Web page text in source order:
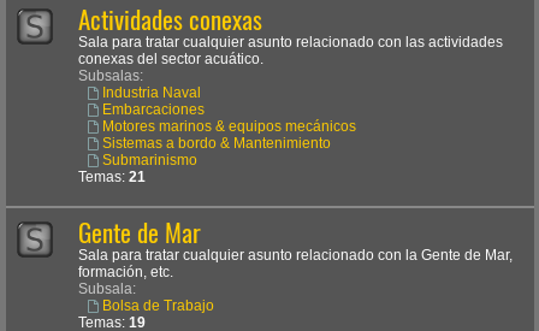
Actividades conexas
Sala para tratar cualquier asunto relacionado con las actividades
conexas del sector acuático.
Subsalas:
Industria Naval
Embarcaciones
Motores marinos & equipos mecánicos
Sistemas a bordo & Mantenimiento
Submarinismo
Temas: 21
Gente de Mar
Sala para tratar cualquier asunto relacionado con la Gente de Mar,
formación, etc.
Subsala:
Bolsa de Trabajo
Temas: 19